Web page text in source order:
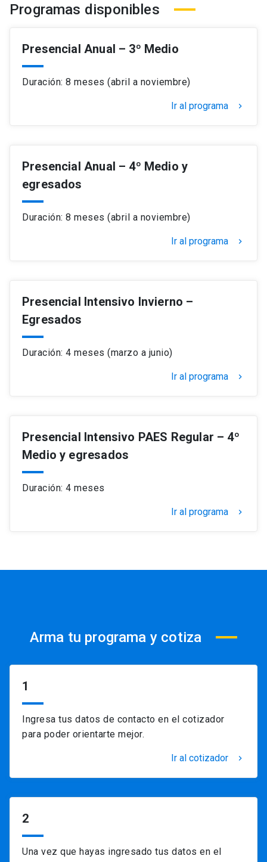
Programas disponibles
Presencial Anual – 3º Medio
Duración: 8 meses (abril a noviembre)
Ir al programa keyboard_arrow_right
Presencial Anual – 4º Medio y
egresados
Duración: 8 meses (abril a noviembre)
Ir al programa keyboard_arrow_right
Presencial Intensivo Invierno –
Egresados
Duración: 4 meses (marzo a junio)
Ir al programa keyboard_arrow_right
Presencial Intensivo PAES Regular – 4º
Medio y egresados
Duración: 4 meses
Ir al programa keyboard_arrow_right
Arma tu programa y cotiza
1
Ingresa tus datos de contacto en el cotizador
para poder orientarte mejor.
Ir al cotizador keyboard_arrow_right
2
Una vez que hayas ingresado tus datos en el